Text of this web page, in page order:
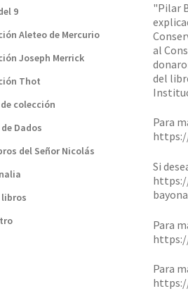
"Pilar
al
del
Para
Si
Para
Para
9
Aleteo de Mercurio
Joseph Merrick
Thot
colección
Dados
del Señor Nicolás